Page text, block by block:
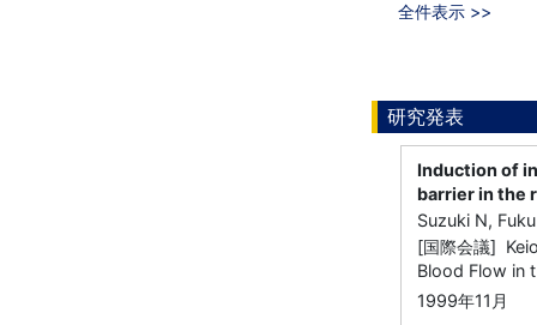
全件表示 >>
研究発表
Induction of
barrier in the
Suzuki N,
[国際会議]
Blood Flow in
1999年11月